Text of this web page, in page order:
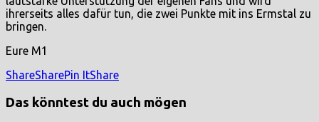
ihrerseits alles dafür tun, die zwei Punkte mit ins Ermstal zu
bringen.
Eure M1
ShareSharePin ItShare
Das könntest du auch mögen